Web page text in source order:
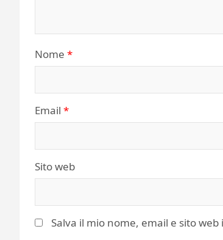
Nome *
Email *
Sito web
Salva il mio nome, email e sito